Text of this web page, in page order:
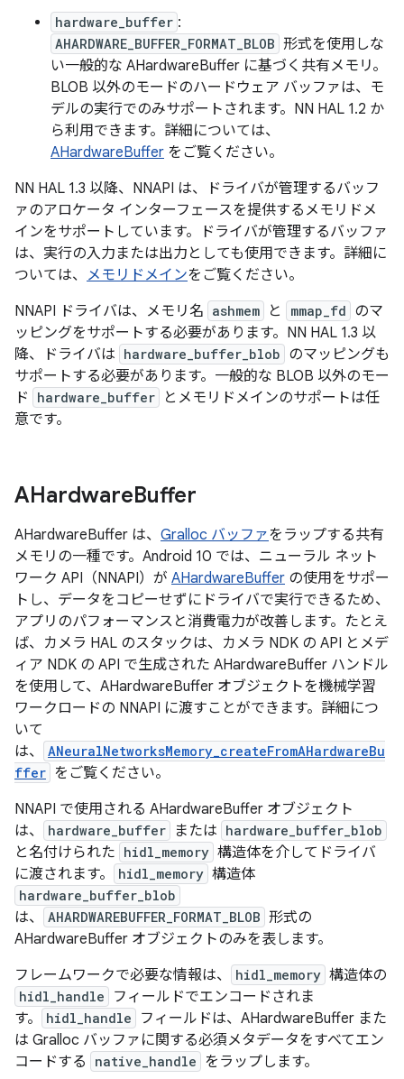
hardware_buffer :
AHARDWARE_BUFFER_FORMAT_BLOB 形式を使用しな
い一般的な AHardwareBuffer に基づく共有メモリ。
BLOB 以外のモードのハードウェア バッファは、モ
デルの実行でのみサポートされます。NN HAL 1.2 か
ら利用できます。詳細については、
AHardwareBuffer をご覧ください。
NN HAL 1.3 以降、NNAPI は、ドライバが管理するバッフ
ァのアロケータ インターフェースを提供するメモリドメ
インをサポートしています。ドライバが管理するバッファ
は、実行の入力または出力としても使用できます。詳細に
ついては、 メモリドメインをご覧ください。
NNAPI ドライバは、メモリ名 ashmem と mmap_fd のマ
ッピングをサポートする必要があります。NN HAL 1.3 以
降、ドライバは hardware_buffer_blob のマッピングも
サポートする必要があります。一般的な BLOB 以外のモー
ド
hardware_buffer
とメモリドメインのサポートは任
意です。
AHardwareBuffer
AHardwareBuffer は、 Gralloc バッファをラップする共有
メモリの一種です。Android 10 では、ニューラル ネット
ワーク API（NNAPI）が AHardwareBuffer の使用をサポー
トし、データをコピーせずにドライバで実行できるため、
アプリのパフォーマンスと消費電力が改善します。たとえ
ば、カメラ HAL のスタックは、カメラ NDK の API とメデ
ィア NDK の API で生成された AHardwareBuffer ハンドル
を使用して、AHardwareBuffer オブジェクトを機械学習
ワークロードの NNAPI に渡すことができます。詳細につ
いて
は、
ANeuralNetworksMemory_createFromAHardwareBu
ffer をご覧ください。
NNAPI で使用される AHardwareBuffer オブジェクト
は、
hardware_buffer または hardware_buffer_blob
と名付けられた hidl_memory 構造体を介してドライバ
に渡されます。
hidl_memory 構造体
hardware_buffer_blob
は、 AHARDWAREBUFFER_FORMAT_BLOB 形式の
AHardwareBuffer オブジェクトのみを表します。
フレームワークで必要な情報は、
hidl_memory 構造体の
hidl_handle
フィールドでエンコードされま
す。
hidl_handle
フィールドは、AHardwareBuffer また
は Gralloc バッファに関する必須メタデータをすべてエン
コードする
native_handle をラップします。